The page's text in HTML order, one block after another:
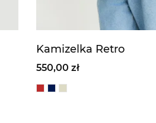
Kamizelka Retro
550,00 zł